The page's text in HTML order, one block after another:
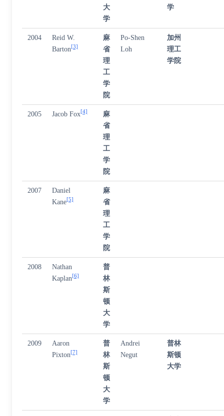
大
学
学
2004
Reid W.
Barton[3]
麻
省
理
工
学
院
Po-Shen
Loh
加州
理工
学院
2005 Jacob Fox[4]
麻
省
理
工
学
院
2007
Daniel
Kane[5]
麻
省
理
工
学
院
2008
Nathan
Kaplan[6]
普
林
斯
顿
大
学
2009
Aaron
Pixton[7]
普
林
斯
顿
大
学
Andrei
Negut
普林
斯顿
大学